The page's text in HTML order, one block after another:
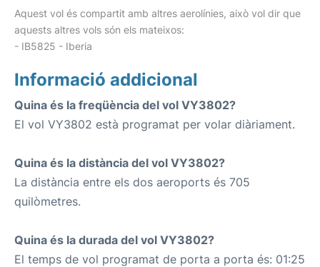
Aquest vol és compartit amb altres aerolínies, això vol dir que
aquests altres vols són els mateixos:
- IB5825 - Iberia
Informació addicional
Quina és la freqüència del vol VY3802?
El vol VY3802 està programat per volar diàriament.
Quina és la distància del vol VY3802?
La distància entre els dos aeroports és 705
quilòmetres.
Quina és la durada del vol VY3802?
El temps de vol programat de porta a porta és: 01:25